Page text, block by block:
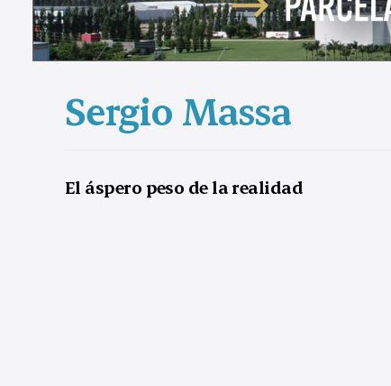
Sergio Massa
El áspero peso de la realidad